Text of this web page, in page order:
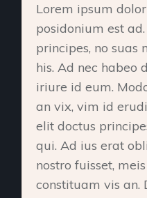
Lorem ipsum
posidonium est
principes, no suas
his. Ad nec habeo
iriure id eum.
an vix, vim id
elit doctus
qui. Ad ius erat
nostro fuisset,
constituam vis an.